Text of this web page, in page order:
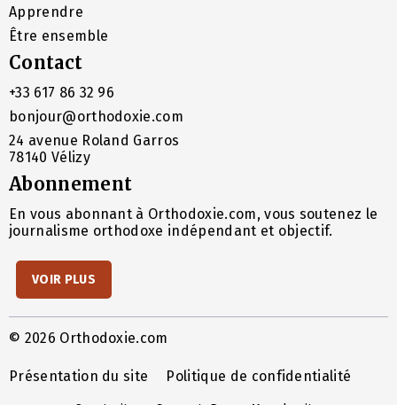
Apprendre
Être ensemble
Contact
+33 617 86 32 96
bonjour@orthodoxie.com
24 avenue Roland Garros
78140 Vélizy
Abonnement
En vous abonnant à Orthodoxie.com, vous soutenez le
journalisme orthodoxe indépendant et objectif.
VOIR PLUS
© 2026 Orthodoxie.com
Présentation du site Politique de confidentialité